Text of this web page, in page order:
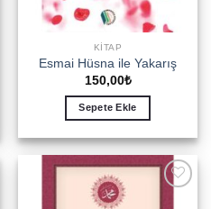
KITAP
Esmai Hüsna ile Yakarış
150,00₺
Sepete Ekle